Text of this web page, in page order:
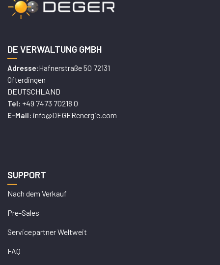
DE VERWALTUNG GMBH
Adresse:Hafnerstraße 50 72131
Ofterdingen
DEUTSCHLAND
Tel: +49 7473 70218 0
E-Mail: info@DEGERenergie.com
SUPPORT
Nach dem Verkauf
Pre-Sales
Servicepartner Weltweit
FAQ